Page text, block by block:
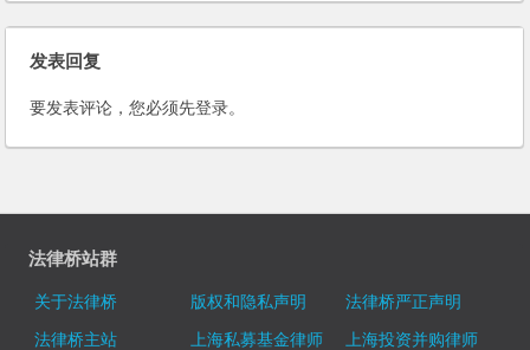
发表回复
要发表评论，您必须先登录。
法律桥站群
关于法律桥 版权和隐私声明
法律桥严正声明
法律桥主站
上海私募基金律师
上海投资并购律师